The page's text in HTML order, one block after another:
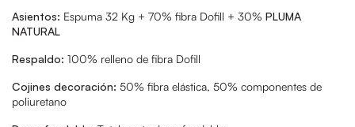
Asientos: Espuma 32 Kg + 70% fibra Dofill + 30% PLUMA
NATURAL
Respaldo: 100% relleno de fibra Dofill
Cojines decoración: 50% fibra elástica, 50% componentes de
poliuretano